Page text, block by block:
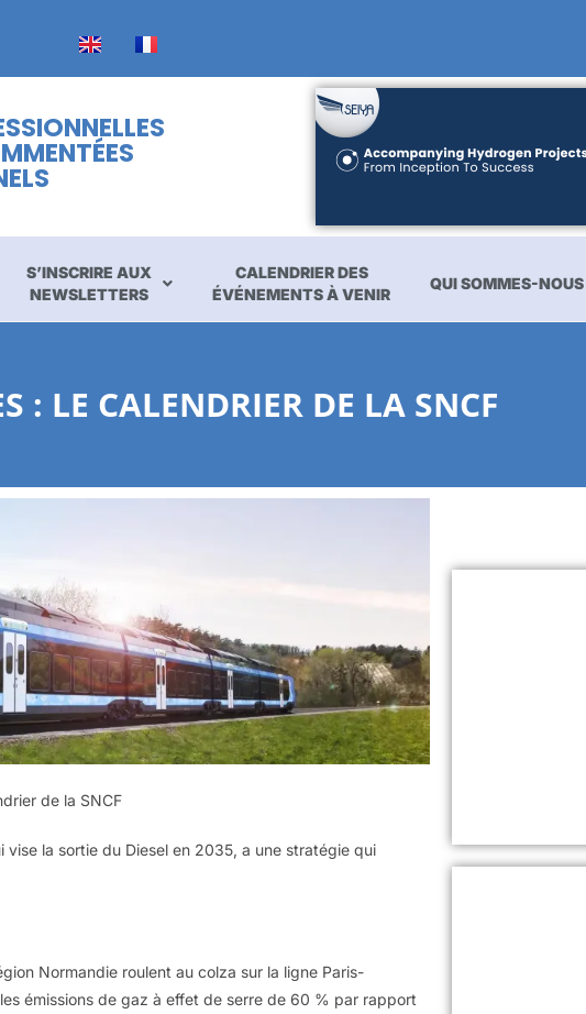
S’INSCRIRE AUX
NEWSLETTERS
CALENDRIER DES
ÉVÉNEMENTS À VENIR
QUI SOMMES-NOUS
: LE CALENDRIER DE LA SNCF
de la SNCF
la sortie du Diesel en 2035, a une stratégie qui
Normandie roulent au colza sur la ligne Paris-
émissions de gaz à effet de serre de 60 % par rapport